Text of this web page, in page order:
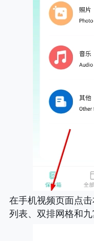
在手机视频页面点
列表、双排网格和九